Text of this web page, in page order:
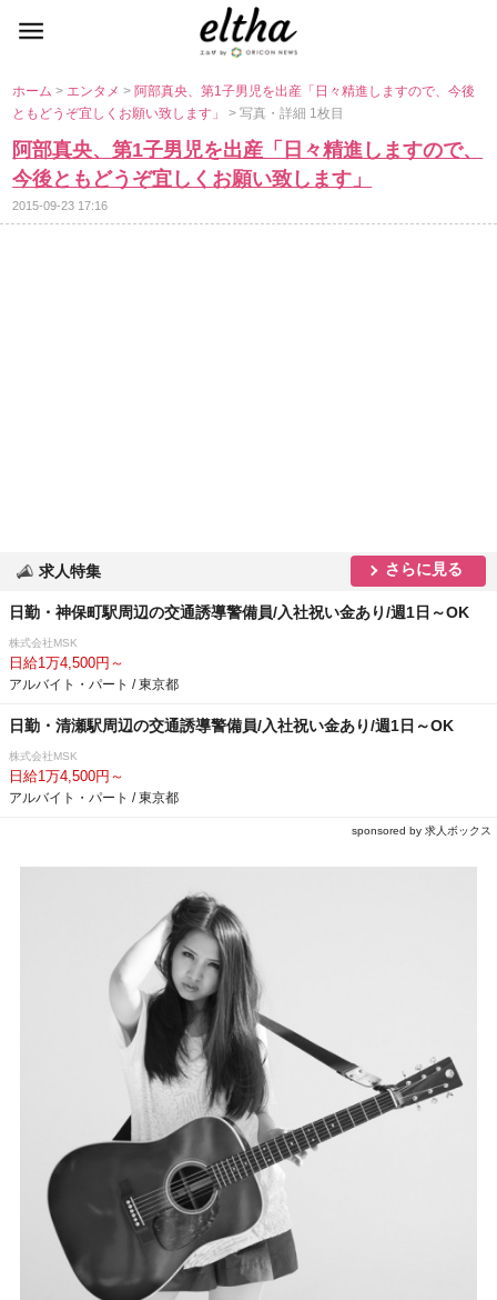
ホーム> エンタメ> 阿部真央、第1子男児を出産「日々精進しますので、今後
ともどうぞ宜しくお願い致します」> 写真・詳細 1枚目
阿部真央、第1子男児を出産「日々精進しますので、
今後ともどうぞ宜しくお願い致します」
2015-09-23 17:16
求人特集 さらに見る
日勤・神保町駅周辺の交通誘導警備員/入社祝い金あり/週1日～OK
株式会社MSK
日給1万4,500円～
アルバイト・パート / 東京都
日勤・清瀬駅周辺の交通誘導警備員/入社祝い金あり/週1日～OK
株式会社MSK
日給1万4,500円～
アルバイト・パート / 東京都
sponsored by 求人ボックス